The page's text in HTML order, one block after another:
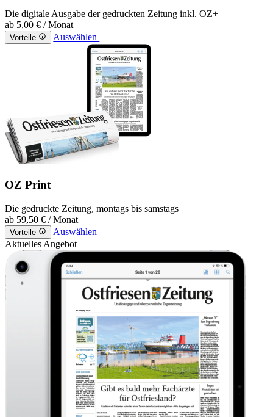
Die digitale Ausgabe der gedruckten Zeitung inkl. OZ+
ab 5,00 € / Monat
Vorteile Auswählen
OZ Print
Die gedruckte Zeitung, montags bis samstags
ab 59,50 € / Monat
Vorteile
Auswählen
Aktuelles Angebot